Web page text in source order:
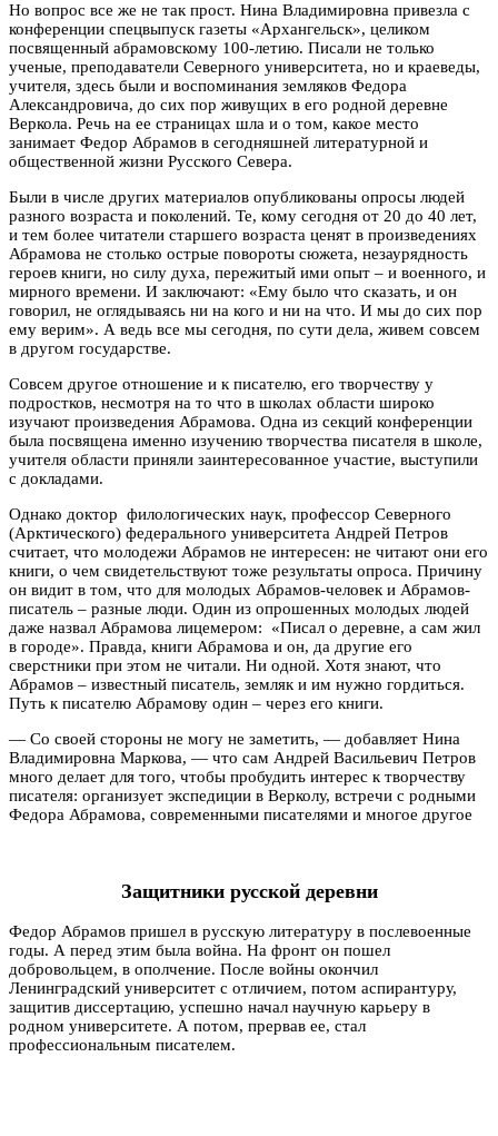
Но вопрос все же не так прост. Нина Владимировна привезла с
конференции спецвыпуск газеты «Архангельск», целиком
посвященный абрамовскому 100-летию. Писали не только
ученые, преподаватели Северного университета, но и краеведы,
учителя, здесь были и воспоминания земляков Федора
Александровича, до сих пор живущих в его родной деревне
Веркола. Речь на ее страницах шла и о том, какое место
занимает Федор Абрамов в сегодняшней литературной и
общественной жизни Русского Севера.
Были в числе других материалов опубликованы опросы людей
разного возраста и поколений. Те, кому сегодня от 20 до 40 лет,
и тем более читатели старшего возраста ценят в произведениях
Абрамова не столько острые повороты сюжета, незаурядность
героев книги, но силу духа, пережитый ими опыт – и военного, и
мирного времени. И заключают: «Ему было что сказать, и он
говорил, не оглядываясь ни на кого и ни на что. И мы до сих пор
ему верим». А ведь все мы сегодня, по сути дела, живем совсем
в другом государстве.
Совсем другое отношение и к писателю, его творчеству у
подростков, несмотря на то что в школах области широко
изучают произведения Абрамова. Одна из секций конференции
была посвящена именно изучению творчества писателя в школе,
учителя области приняли заинтересованное участие, выступили
с докладами.
Однако доктор филологических наук, профессор Северного
(Арктического) федерального университета Андрей Петров
считает, что молодежи Абрамов не интересен: не читают они его
книги, о чем свидетельствуют тоже результаты опроса. Причину
он видит в том, что для молодых Абрамов-человек и Абрамов-
писатель – разные люди. Один из опрошенных молодых людей
даже назвал Абрамова лицемером: «Писал о деревне, а сам жил
в городе». Правда, книги Абрамова и он, да другие его
сверстники при этом не читали. Ни одной. Хотя знают, что
Абрамов – известный писатель, земляк и им нужно гордиться.
Путь к писателю Абрамову один – через его книги.
— Со своей стороны не могу не заметить, — добавляет Нина
Владимировна Маркова, — что сам Андрей Васильевич Петров
много делает для того, чтобы пробудить интерес к творчеству
писателя: организует экспедиции в Верколу, встречи с родными
Федора Абрамова, современными писателями и многое другое
Защитники русской деревни
Федор Абрамов пришел в русскую литературу в послевоенные
годы. А перед этим была война. На фронт он пошел
добровольцем, в ополчение. После войны окончил
Ленинградский университет с отличием, потом аспирантуру,
защитив диссертацию, успешно начал научную карьеру в
родном университете. А потом, прервав ее, стал
профессиональным писателем.